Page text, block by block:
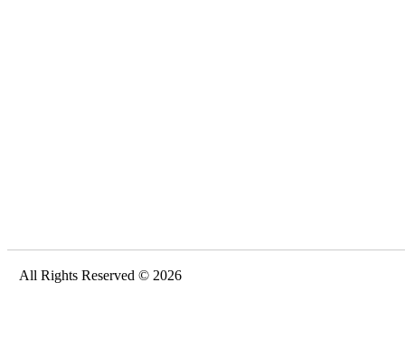
All Rights Reserved © 2026